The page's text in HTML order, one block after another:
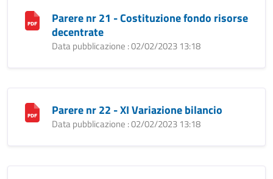
Parere nr 21 - Costituzione fondo risorse
decentrate
Data pubblicazione : 02/02/2023 13:18
Parere nr 22 - XI Variazione bilancio
Data pubblicazione : 02/02/2023 13:18